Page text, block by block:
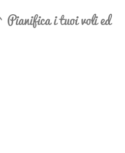
Pianifica i tuoi voli ed